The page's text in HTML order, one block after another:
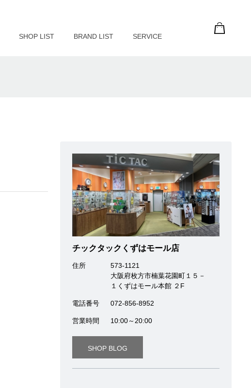
SHOP LIST BRAND LIST SERVICE
チックタックくずはモール店
住所
573-1121
大阪府枚方市楠葉花園町１５－
１くずはモール本館 ２F
電話番号 072-856-8952
営業時間 10:00～20:00
SHOP BLOG